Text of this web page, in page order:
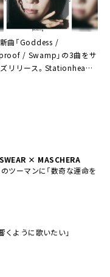
曲「Goddess /
/ Swamp​」の3曲をサ
リリース。Stationhead
× MASCHERA
のツーマンに「数奇な運命を
くように歌いたい」